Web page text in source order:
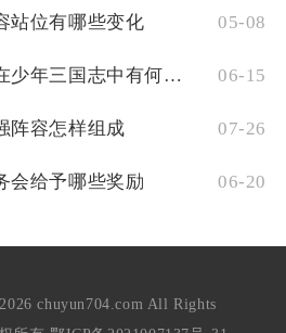
站位有哪些变化 05-08
北伐的关键是什么在少年三国志中有何战术 06-15
阵容怎样组成 07-26
会给予哪些奖励 06-20
chuyun704.com All Rights